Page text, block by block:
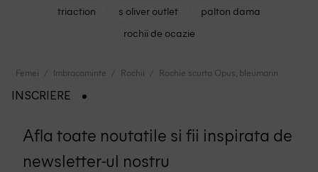
triaction
s oliver outlet
palton dama
rochii de ocazie
Femei Imbracaminte Rochii Rochie scurta Opus, bleumarin
INSCRIERE
Afla toate noutatile si fii inspirata de
newsletter-ul nostru